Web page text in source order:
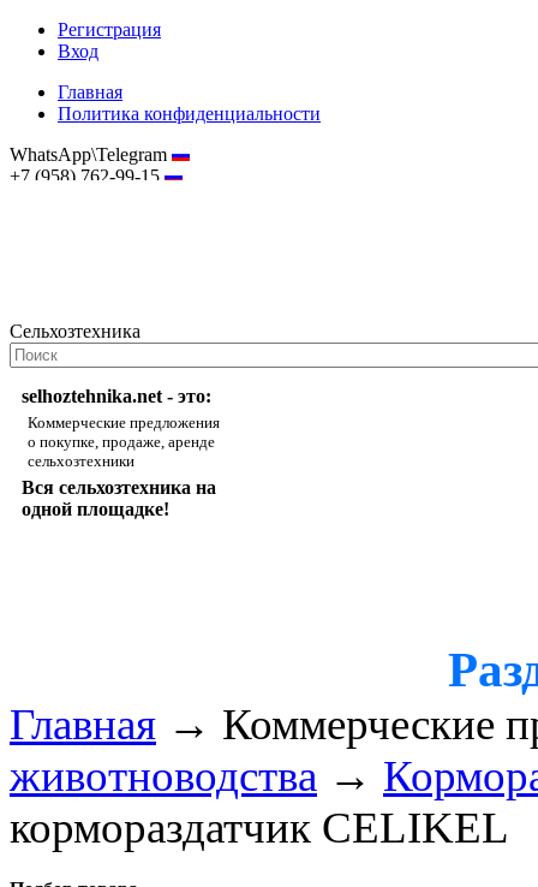
Регистрация
Вход
Главная
Политика конфиденциальности
WhatsApp\Telegram
+7 (958) 762-99-15
Сельхозтехника
selhoztehnika.net - это:
Коммерческие предложения
о покупке, продаже, аренде
сельхозтехники
Вся сельхозтехника на
одной площадке!
Главная → Коммерческие
животноводства →
кормораздатчик CELIKEL